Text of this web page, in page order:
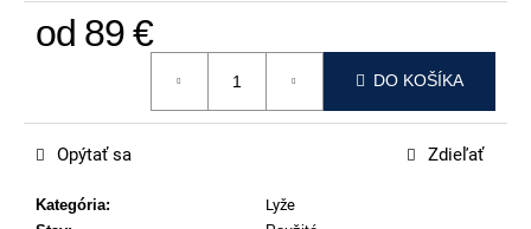
od 89 €
DO KOŠÍKA
Kategória:
Lyže
Opýtať sa Zdieľať
e
12